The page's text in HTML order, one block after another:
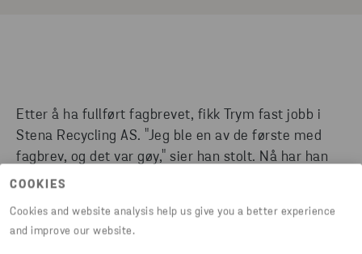
COOKIES
Cookies and website analysis help us give you a better experience
and improve our website.
Etter å ha fullført fagbrevet, fikk Trym fast jobb i
Stena Recycling AS. "Jeg ble en av de første med
fagbrev, og det var gøy," sier han stolt. Nå har han
vært i bedriften i 6 år, hvorav 4 år med farlig avfall
lærling, en rolle han har hatt i mange år. "Det er en
tøff og annerledes jobb, men verdt et forsøk," mener